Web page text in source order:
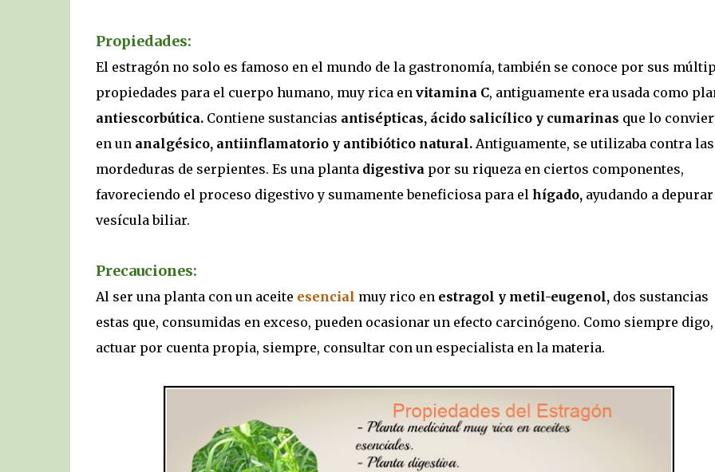
Propiedades:
El estragón no solo es famoso en el mundo de la gastronomía, también se conoce por sus
propiedades para el cuerpo humano, muy rica en vitamina C, antiguamente era usada como
antiescorbútica.Contiene sustancias antisépticas, ácido salicílico y cumarinas que lo
en un analgésico, antiinflamatorio y antibiótico natural.Antiguamente, se utilizaba contra las
mordeduras de serpientes. Es una planta digestivapor su riqueza en ciertos componentes,
favoreciendo el proceso digestivo y sumamente beneficiosa para el hígado,ayudando a
vesícula biliar.
Precauciones:
Al ser una planta con un aceite esencial muy rico en estragol y metil-eugenol,dos sustancias
estas que, consumidas en exceso, pueden ocasionar un efecto carcinógeno. Como siempre
actuar por cuenta propia, siempre, consultar con un especialista en la materia.